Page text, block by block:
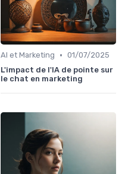
AI et Marketing • 01/07/2025
L'impact de l'IA de pointe sur
le chat en marketing